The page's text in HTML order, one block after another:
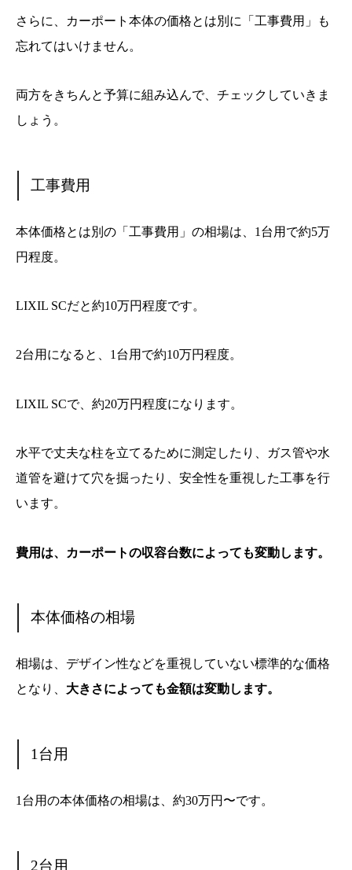
さらに、カーポート本体の価格とは別に「工事費用」も
忘れてはいけません。
両方をきちんと予算に組み込んで、チェックしていきま
しょう。
工事費用
本体価格とは別の「工事費用」の相場は、1台用で約5万
円程度。
LIXIL SCだと約10万円程度です。
2台用になると、1台用で約10万円程度。
LIXIL SCで、約20万円程度になります。
水平で丈夫な柱を立てるために測定したり、ガス管や水
道管を避けて穴を掘ったり、安全性を重視した工事を行
います。
費用は、カーポートの収容台数によっても変動します。
本体価格の相場
相場は、デザイン性などを重視していない標準的な価格
となり、 大きさによっても金額は変動します。
1台用
1台用の本体価格の相場は、約30万円〜です。
2台用